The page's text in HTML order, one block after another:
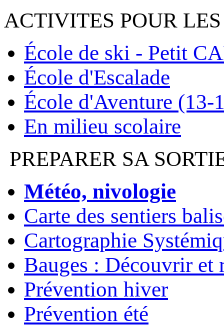
ACTIVITES POUR
École de ski - Petit
École d'Escalade
École d'Aventure (13-
En milieu scolaire
PREPARER SA
Météo, nivologie
Carte des sentiers
Cartographie
Bauges : Découvrir et
Prévention hiver
Prévention été